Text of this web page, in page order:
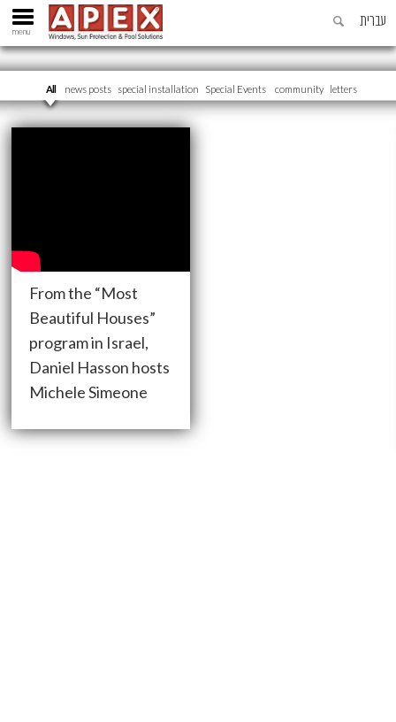
עברית
menu
All news posts special installation Special Events community letters
From the “Most
Beautiful Houses”
program in Israel,
Daniel Hasson hosts
Michele Simeone